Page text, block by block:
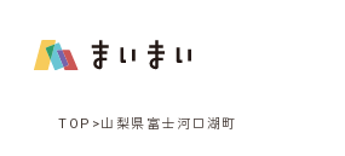
TOP 山梨県富士河口湖町